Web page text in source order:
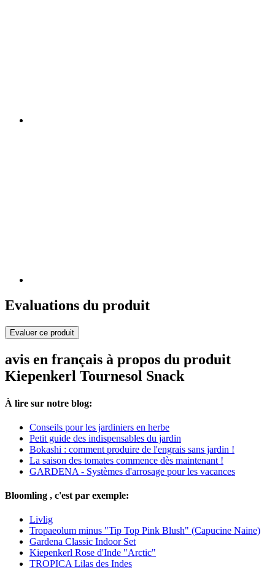
Evaluations du produit
Evaluer ce produit
avis en français à propos du produit
Kiepenkerl Tournesol Snack
À lire sur notre blog:
Conseils pour les jardiniers en herbe
Petit guide des indispensables du jardin
Bokashi : comment produire de l'engrais sans jardin !
La saison des tomates commence dès maintenant !
GARDENA - Systèmes d'arrosage pour les vacances
Bloomling , c'est par exemple:
Livlig
Tropaeolum minus "Tip Top Pink Blush" (Capucine Naine)
Gardena Classic Indoor Set
Kiepenkerl Rose d'Inde "Arctic"
TROPICA Lilas des Indes